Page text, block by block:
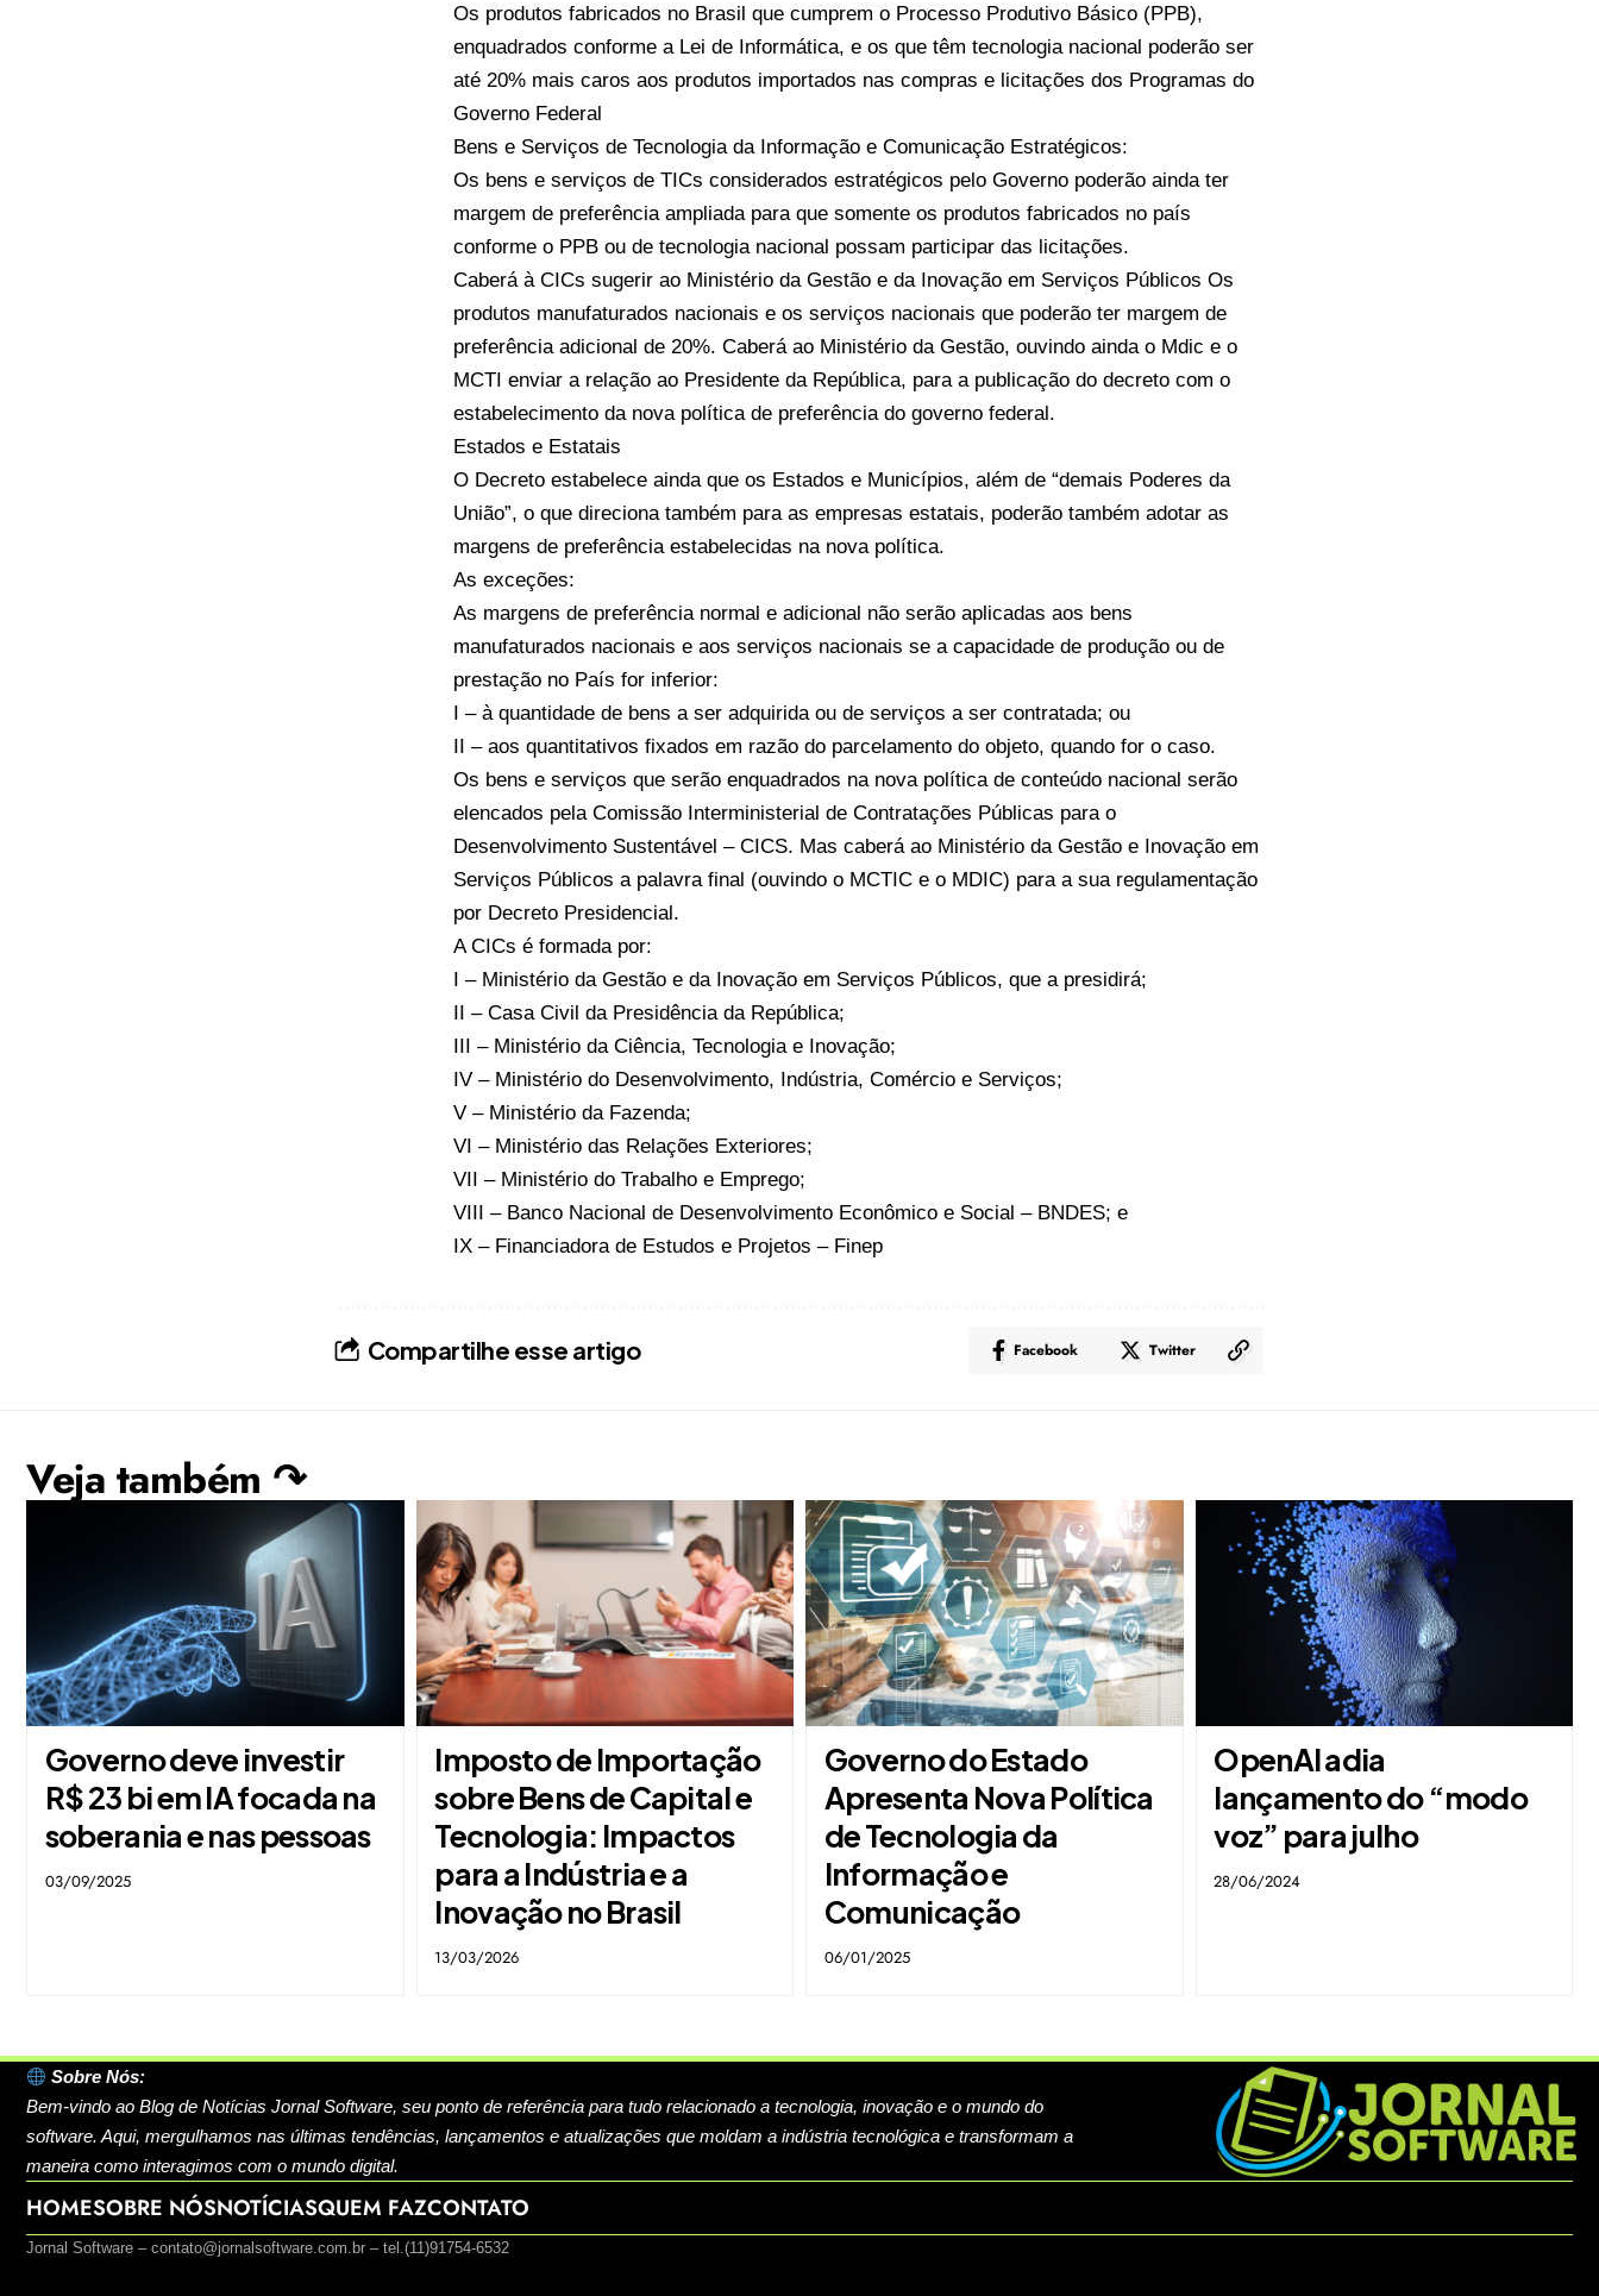
Os produtos fabricados no Brasil que cumprem o Processo Produtivo Básico (PPB),
enquadrados conforme a Lei de Informática, e os que têm tecnologia nacional poderão ser
até 20% mais caros aos produtos importados nas compras e licitações dos Programas do
Governo Federal
Bens e Serviços de Tecnologia da Informação e Comunicação Estratégicos:
Os bens e serviços de TICs considerados estratégicos pelo Governo poderão ainda ter
margem de preferência ampliada para que somente os produtos fabricados no país
conforme o PPB ou de tecnologia nacional possam participar das licitações.
Caberá à CICs sugerir ao Ministério da Gestão e da Inovação em Serviços Públicos Os
produtos manufaturados nacionais e os serviços nacionais que poderão ter margem de
preferência adicional de 20%. Caberá ao Ministério da Gestão, ouvindo ainda o Mdic e o
MCTI enviar a relação ao Presidente da República, para a publicação do decreto com o
estabelecimento da nova política de preferência do governo federal.
Estados e Estatais
O Decreto estabelece ainda que os Estados e Municípios, além de “demais Poderes da
União”, o que direciona também para as empresas estatais, poderão também adotar as
margens de preferência estabelecidas na nova política.
As exceções:
As margens de preferência normal e adicional não serão aplicadas aos bens
manufaturados nacionais e aos serviços nacionais se a capacidade de produção ou de
prestação no País for inferior:
I – à quantidade de bens a ser adquirida ou de serviços a ser contratada; ou
II – aos quantitativos fixados em razão do parcelamento do objeto, quando for o caso.
Os bens e serviços que serão enquadrados na nova política de conteúdo nacional serão
elencados pela Comissão Interministerial de Contratações Públicas para o
Desenvolvimento Sustentável – CICS. Mas caberá ao Ministério da Gestão e Inovação em
Serviços Públicos a palavra final (ouvindo o MCTIC e o MDIC) para a sua regulamentação
por Decreto Presidencial.
A CICs é formada por:
I – Ministério da Gestão e da Inovação em Serviços Públicos, que a presidirá;
II – Casa Civil da Presidência da República;
III – Ministério da Ciência, Tecnologia e Inovação;
IV – Ministério do Desenvolvimento, Indústria, Comércio e Serviços;
V – Ministério da Fazenda;
VI – Ministério das Relações Exteriores;
VII – Ministério do Trabalho e Emprego;
VIII – Banco Nacional de Desenvolvimento Econômico e Social – BNDES; e
IX – Financiadora de Estudos e Projetos – Finep
Compartilhe esse artigo Facebook Twitter
Veja também ↷
Governo deve investir
R$ 23 bi em IA focada na
soberania e nas pessoas
03/09/2025
Imposto de Importação
sobre Bens de Capital e
Tecnologia: Impactos
para a Indústria e a
Inovação no Brasil
13/03/2026
Governo do Estado
Apresenta Nova Política
de Tecnologia da
Informação e
Comunicação
06/01/2025
OpenAI adia
lançamento do “modo
voz” para julho
28/06/2024
Sobre Nós:
Bem-vindo ao Blog de Notícias Jornal Software, seu ponto de referência para tudo relacionado a tecnologia, inovação e o mundo do
software. Aqui, mergulhamos nas últimas tendências, lançamentos e atualizações que moldam a indústria tecnológica e transformam a
maneira como interagimos com o mundo digital.
HOMESOBRE NÓSNOTÍCIASQUEM FAZCONTATO
Jornal Software – contato@jornalsoftware.com.br – tel.(11)91754-6532